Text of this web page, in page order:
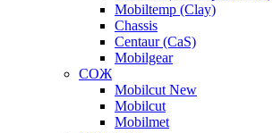
Mobiltemp (Clay)
Chassis
Centaur (CaS)
Mobilgear
СОЖ
Mobilcut New
Mobilcut
Mobilmet